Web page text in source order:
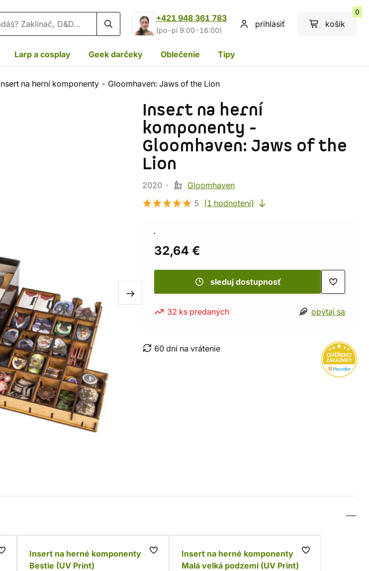
+421 948 361 783
(po-pi 9:00-16:00)
prihlásiť košík
0
Larp a cosplay Geek darčeky Oblečenie Tipy
na herní komponenty - Gloomhaven: Jaws of the Lion
Insert na herní
komponenty -
Gloomhaven: Jaws of the
Lion
2020
Gloomhaven
5
(1 hodnotení)
32,64 €
sleduj dostupnosť
32 ks predaných opýtaj sa
60 dní na vrátenie
Insert na herné komponenty -
Bestie (UV Print)
Insert na herné komponenty -
Malá velká podzemí (UV Print)